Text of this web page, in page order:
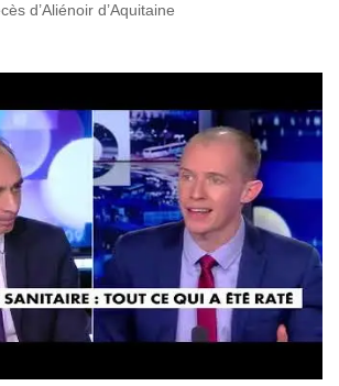
d’Aliénoir d’Aquitaine